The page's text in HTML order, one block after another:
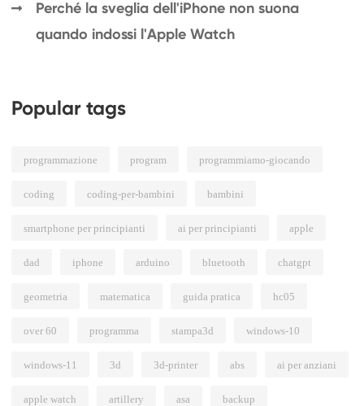
Perché la sveglia dell'iPhone non suona
quando indossi l'Apple Watch
Popular tags
programmazione program programmiamo-giocando
coding coding-per-bambini bambini
smartphone per principianti ai per principianti apple
dad iphone arduino bluetooth chatgpt
geometria matematica guida pratica hc05
over 60 programma stampa3d windows-10
windows-11 3d 3d-printer abs ai per anziani
apple watch artillery asa backup